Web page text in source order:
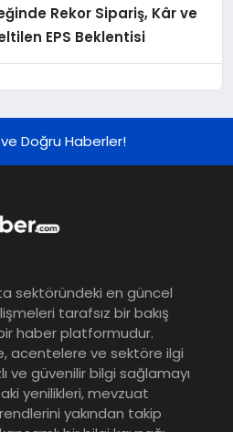
Rekor Sipariş, Kâr ve
EPS Beklentisi
Sonuçlarını Açıkladı
Müdürü Olarak Atandı
kısa vadeyi, koruma
uzun vadeyi tutuyor
2026 İlk Yarı Finansal
Doğru Haberler!
sektöründeki en güncel
tarafsız bir bakış
bir haber platformudur.
acentelere ve sektöre ilgi
ve güvenilir bilgi sağlamayı
yenilikleri, mevzuat
yakından takip